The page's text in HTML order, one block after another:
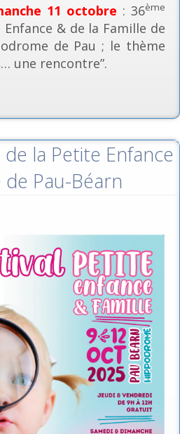
11 octobre : 36ème
& de la Famille de
de Pau ; le thème
une rencontre”.
la Petite Enfance
Pau-Béarn